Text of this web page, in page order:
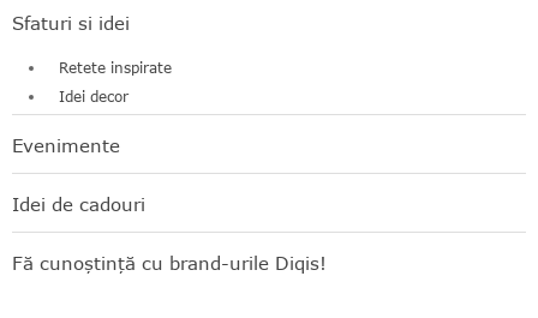
Sfaturi si idei
Retete inspirate
Idei decor
Evenimente
Idei de cadouri
Fă cunoștință cu brand-urile Diqis!